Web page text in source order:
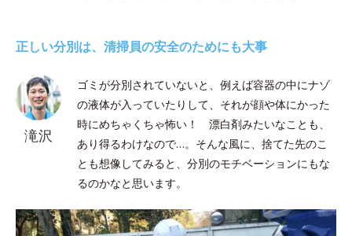
正しい分別は、清掃員の安全のためにも大事
滝沢
ゴミが分別されていないと、例えば容器の中にナゾ
の液体が入っていたりして、それが顔や体にかった
時にめちゃくちゃ怖い！ 漂白剤みたいなことも、
あり得るわけなので…。そんな風に、捨てた先のこ
とも想像してみると、分別のモチベーションにもな
るのかなと思います。